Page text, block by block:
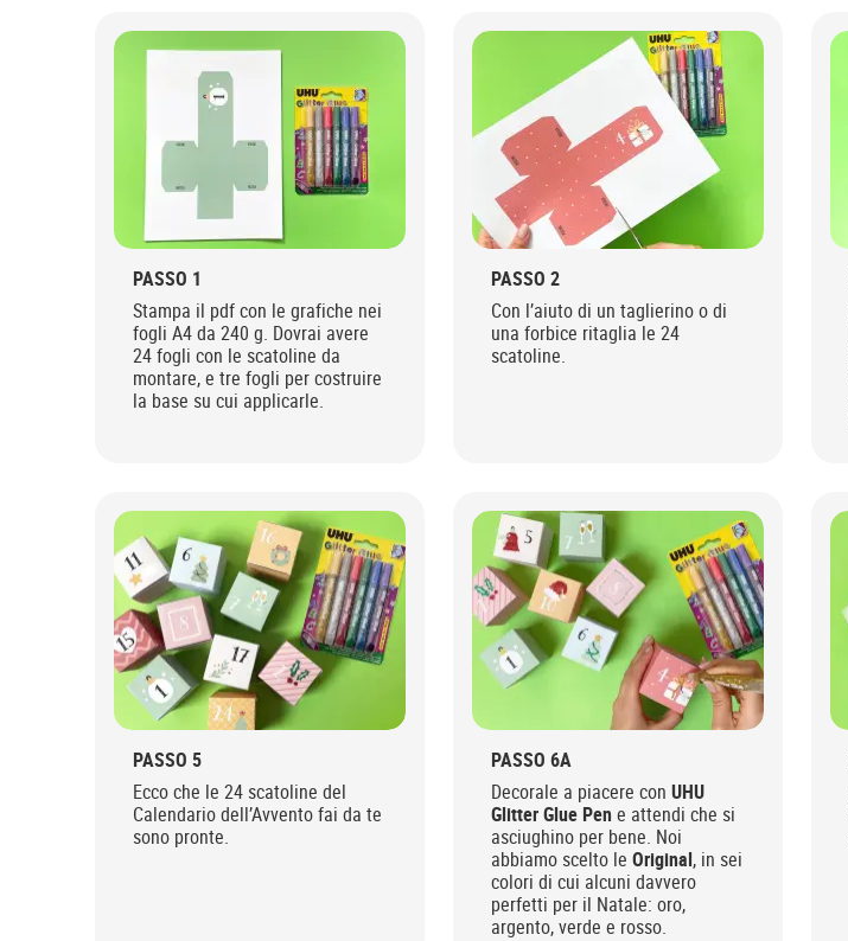
PASSO 1
Stampa il pdf con le grafiche nei
fogli A4 da 240 g. Dovrai avere
24 fogli con le scatoline da
montare, e tre fogli per costruire
la base su cui applicarle.
PASSO 2
Con l’aiuto di un taglierino o di
una forbice ritaglia le 24
scatoline.
PASSO 5
Ecco che le 24 scatoline del
Calendario dell’Avvento fai da te
sono pronte.
PASSO 6A
Decorale a piacere con UHU
Glitter Glue Pen e attendi che si
asciughino per bene. Noi
abbiamo scelto le Original, in sei
colori di cui alcuni davvero
perfetti per il Natale: oro,
argento, verde e rosso.